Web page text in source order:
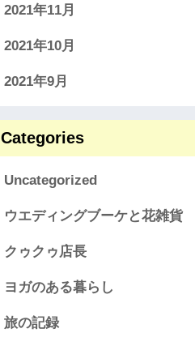
2021年11月
2021年10月
2021年9月
Categories
Uncategorized
ウエディングブーケと花雑貨
クゥクゥ店長
ヨガのある暮らし
旅の記録